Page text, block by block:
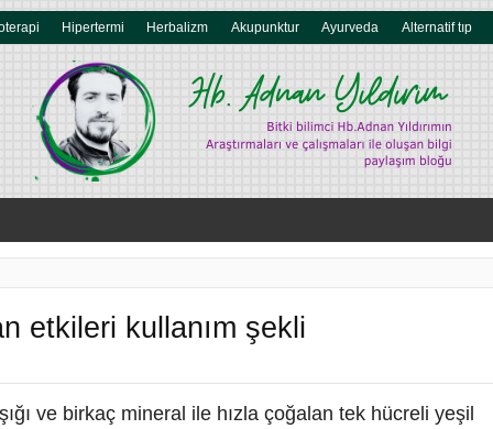
Hipertermi Herbalizm Akupunktur Ayurveda Alternatif tıp
etkileri kullanım şekli
ve birkaç mineral ile hızla çoğalan tek hücreli yeşil